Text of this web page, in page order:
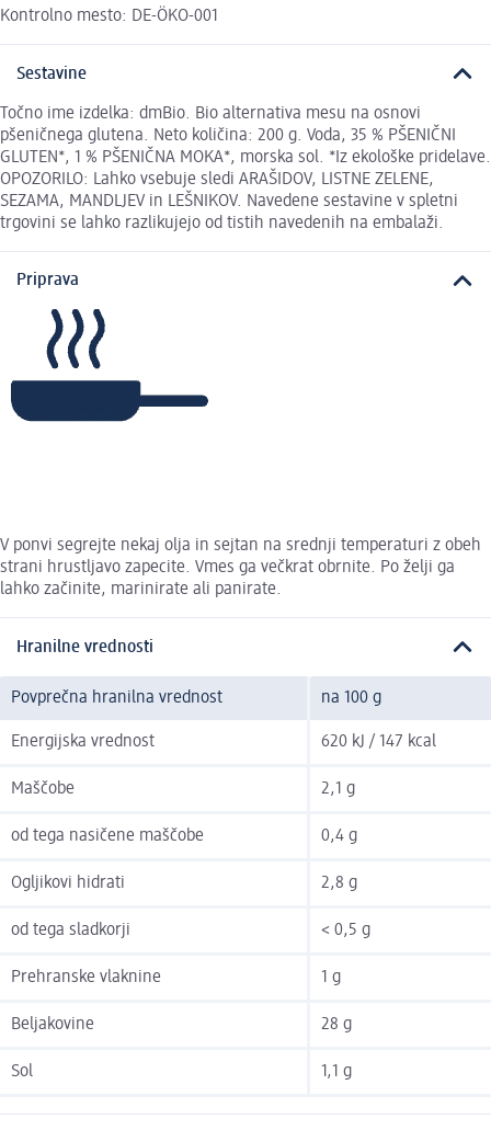
Kontrolno mesto: DE-ÖKO-001
Sestavine
Točno ime izdelka: dmBio. Bio alternativa mesu na osnovi
pšeničnega glutena. Neto količina: 200 g. Voda, 35 % PŠENIČNI
GLUTEN*, 1 % PŠENIČNA MOKA*, morska sol. *Iz ekološke pridelave.
OPOZORILO: Lahko vsebuje sledi ARAŠIDOV, LISTNE ZELENE,
SEZAMA, MANDLJEV in LEŠNIKOV. Navedene sestavine v spletni
trgovini se lahko razlikujejo od tistih navedenih na embalaži.
Priprava
V ponvi segrejte nekaj olja in sejtan na srednji temperaturi z obeh
strani hrustljavo zapecite. Vmes ga večkrat obrnite. Po želji ga
lahko začinite, marinirate ali panirate.
Hranilne vrednosti
Povprečna hranilna vrednost na 100 g
Energijska vrednost 620 kJ / 147 kcal
Maščobe 2,1 g
od tega nasičene maščobe 0,4 g
Ogljikovi hidrati 2,8 g
od tega sladkorji < 0,5 g
Prehranske vlaknine 1 g
Beljakovine 28 g
Sol 1,1 g